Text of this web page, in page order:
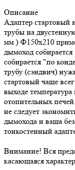
Описание
Адаптер стартовый
трубы на
мм ) Ф150х210
дымоход
собирается "по
трубу (сэндвич)
стартовый чаще
выходе
отопительных
не следует
дымохода и ваша
тонкостенный
Внимание! Вся
касающаяся